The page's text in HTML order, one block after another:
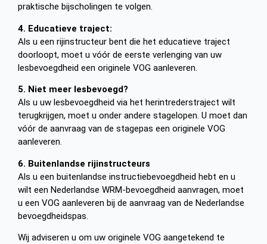
praktische bijscholingen te volgen.
4. Educatieve traject:
Als u een rijinstructeur bent die het educatieve traject
doorloopt, moet u vóór de eerste verlenging van uw
lesbevoegdheid een originele VOG aanleveren.
5. Niet meer lesbevoegd?
Als u uw lesbevoegdheid via het herintrederstraject wilt
terugkrijgen, moet u onder andere stagelopen. U moet dan
vóór de aanvraag van de stagepas een originele VOG
aanleveren.
6. Buitenlandse rijinstructeurs
Als u een buitenlandse instructiebevoegdheid hebt en u
wilt een Nederlandse WRM-bevoegdheid aanvragen, moet
u een VOG aanleveren bij de aanvraag van de Nederlandse
bevoegdheidspas.
Wij adviseren u om uw originele VOG aangetekend te